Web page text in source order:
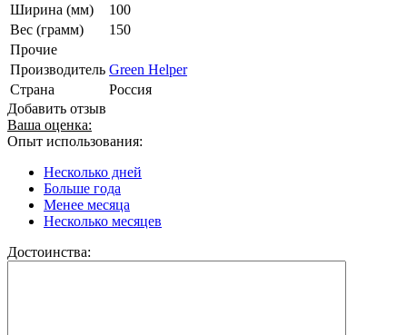
Ширина (мм)
100
Вес (грамм)
150
Прочие
Производитель Green Helper
Страна
Россия
Добавить отзыв
Ваша оценка:
Опыт использования:
Несколько дней
Больше года
Менее месяца
Несколько месяцев
Достоинства: